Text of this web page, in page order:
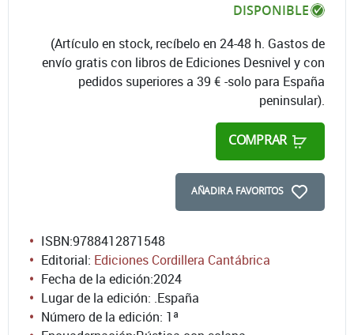
DISPONIBLE
(Artículo en stock, recíbelo en 24-48 h. Gastos de
envío gratis con libros de Ediciones Desnivel y con
pedidos superiores a 39 € -solo para España
peninsular).
COMPRAR
AÑADIR A FAVORITOS
ISBN:9788412871548
Editorial: Ediciones Cordillera Cantábrica
Fecha de la edición:2024
Lugar de la edición: .España
Número de la edición: 1ª